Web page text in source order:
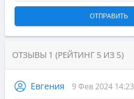
ОТЗЫВЫ 1 (РЕЙТИНГ 5 ИЗ 5)
Евгения 9 Фев 2024 14:23